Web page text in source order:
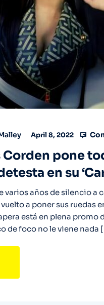
April 8, 2022
Corden pone
en su
varios años de silencio a
a poner sus ruedas
está en plena
de foco no le viene nada